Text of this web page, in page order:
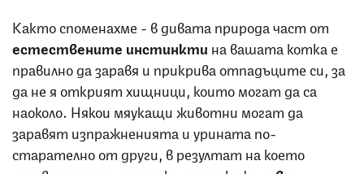
Както споменахме - в дивата природа част от
естествените инстинкти на вашата котка е
правилно да заравя и прикрива отпадъците си, за
да не я открият хищници, които могат да са
наоколо. Някои мяукащи животни могат да
заравят изпражненията и урината по-
старателно от други, в резултат на което